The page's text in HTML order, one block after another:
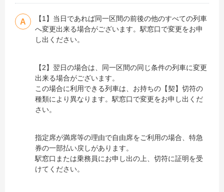
【1】当日であれば同一区間の前後の他のすべての列車
へ変更出来る場合がございます。駅窓口で変更をお申
し出ください。
【2】翌日の場合は、同一区間の同じ条件の列車に変更
出来る場合がございます。
この場合に利用できる列車は、お持ちの【契】切符の
種類により異なります。駅窓口で変更をお申し出くだ
さい。
指定席が満席等の理由で自由席をご利用の場合、特急
券の一部払い戻しがあります。
駅窓口または乗務員にお申し出の上、切符に証明を受
けてください。